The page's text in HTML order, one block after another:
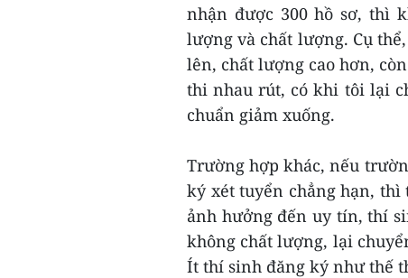
nhận được 300 hồ sơ, thì
lượng và chất lượng. Cụ
lên, chất lượng cao hơn,
thi nhau rút, có khi tôi lại
chuẩn giảm xuống.
Trường hợp khác, nếu
ký xét tuyển chẳng hạn, thì
ảnh hưởng đến uy tín, thí
không chất lượng, lại
Ít thí sinh đăng ký như thế